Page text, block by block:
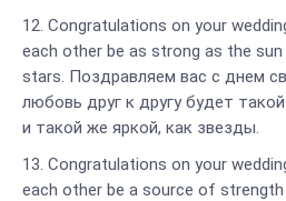
Congratulations on your
each other be as strong as the
stars. Поздравляем вас с днем
любовь друг к другу будет
и такой же яркой, как звезды.
Congratulations on your
each other be a source of